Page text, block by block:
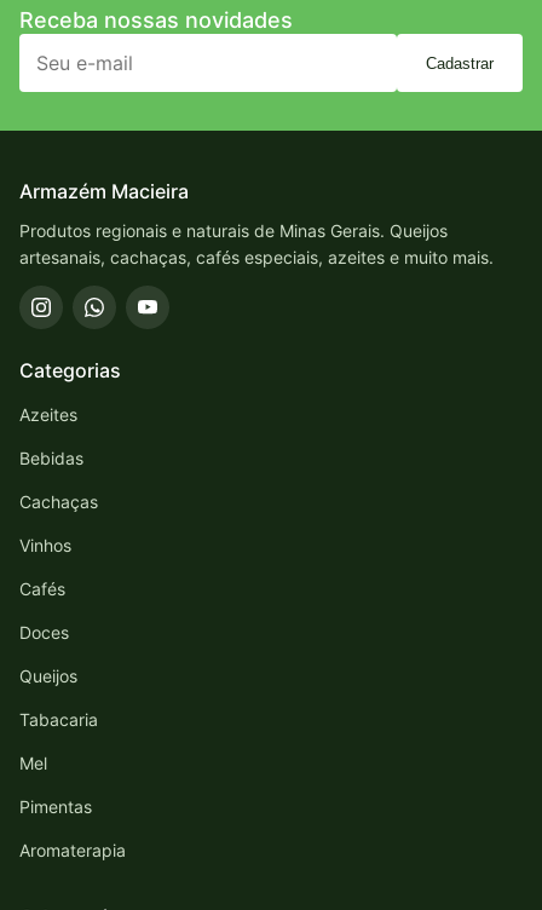
Receba nossas novidades
Cadastrar
Armazém Macieira
Produtos regionais e naturais de Minas Gerais. Queijos
artesanais, cachaças, cafés especiais, azeites e muito mais.
Categorias
Azeites
Bebidas
Cachaças
Vinhos
Cafés
Doces
Queijos
Tabacaria
Mel
Pimentas
Aromaterapia